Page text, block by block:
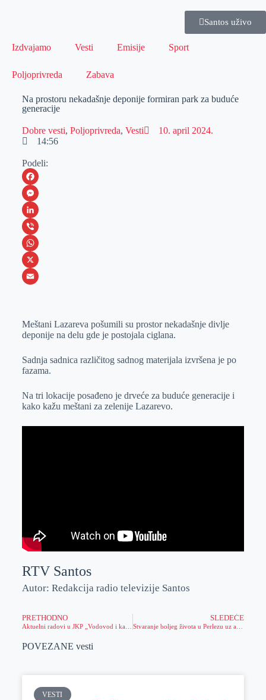
Santos uživo
Izdvajamo Vesti Emisije Sport
Poljoprivreda Zabava
Na prostoru nekadašnje deponije formiran park za buduće
generacije
Dobre vesti, Poljoprivreda, Vesti
10. april 2024.
14:56
Podeli:
F
a
c
e
b
o
M
e
s
s
e
e
L
i
n
k
I
V
i
b
W
h
s
p
p
X
a
l
Meštani Lazareva pošumili su prostor nekadašnje divlje
deponije na delu gde je postojala ciglana.
Sadnja sadnica različitog sadnog materijala izvršena je po
fazama.
Na tri lokacije posađeno je drveće za buduće generacije i
kako kažu meštani za zelenije Lazarevo.
RTV Santos
Autor: Redakcija radio televizije Santos
PRETHODNO
Aktuelni radovi u JKP „Vodovod i kanalizacija“
SLEDEĆE
POVEZANE vesti
VESTI